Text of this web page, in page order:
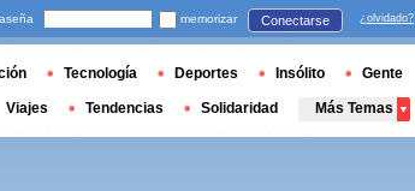
memorizar Conectarse ¿olvidado?
Tecnología Deportes Insólito Gente
Viajes Tendencias Solidaridad Más Temas